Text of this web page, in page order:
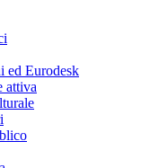
ed Eurodesk
attiva